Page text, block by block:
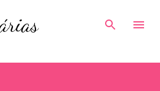
o conteúdo principal